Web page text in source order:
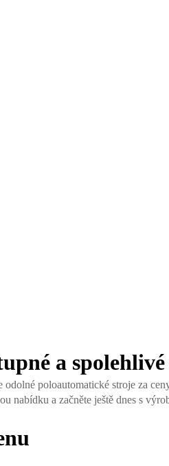
a spolehlivé
poloautomatické stroje za
nabídku a začněte ještě dnes s